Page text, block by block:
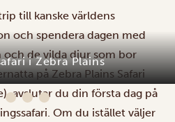
i Zebra Plains
till kanske världens
och spendera dagen med
de vilda djur som bor
på Zebra Plains Safari
avslutar du din första dag på
Om du istället väljer